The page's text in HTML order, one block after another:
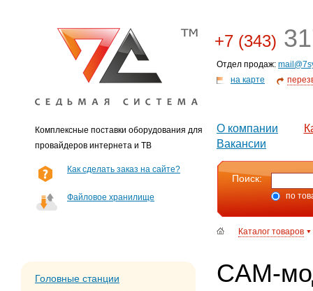
Комплексные поставки оборудования для
провайдеров интернета и ТВ
+7 (343)
Отдел продаж:
на карте
О компании
Вакансии
Как сделать заказ на сайте?
Файловое хранилище
Поиск:
по
Каталог товаров
Головные станции
CAM-